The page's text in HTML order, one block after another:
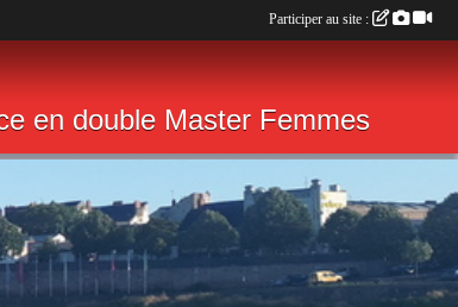
en double Master Femmes
Participer au site :